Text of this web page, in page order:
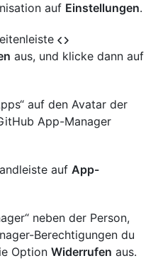
auf Einstellungen.
aus, und klicke dann auf
auf den Avatar der
App-Manager
auf App-
neben der Person,
Berechtigungen du
Option Widerrufen aus.